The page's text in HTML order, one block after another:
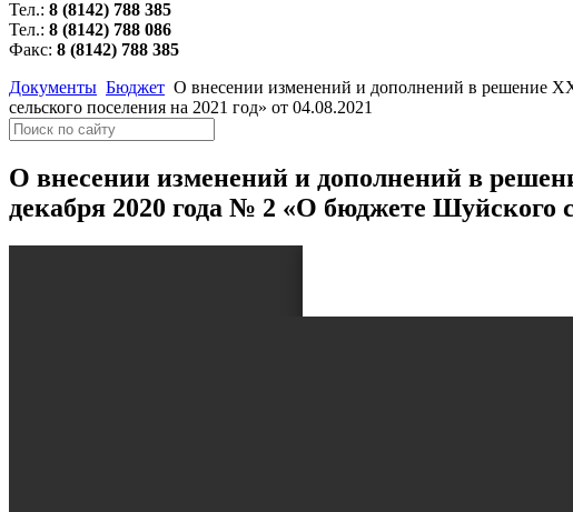
Тел.: 8 (8142) 788 385
Тел.: 8 (8142) 788 086
Факс: 8 (8142) 788 385
Документы Бюджет О внесении изменений и дополнений в решение
сельского поселения на 2021 год» от 04.08.2021
О внесении изменений и дополнений в
декабря 2020 года № 2 «О бюджете Шуйского